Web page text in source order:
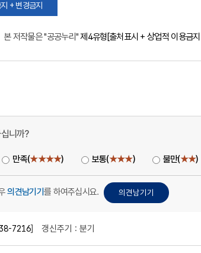
+ 변경금지
본 저작물은 "공공누리"제4유형[출처표시 + 상업적 이용금
니까?
만족(★★★★) 보통(★★★) 불만(★★)
의견남기기 를 하여주십시요.
7216] 갱신주기 : 분기